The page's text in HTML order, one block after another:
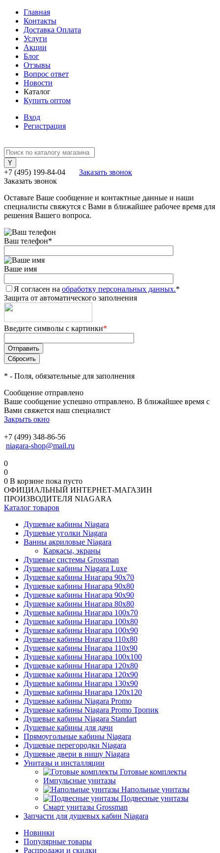
Главная
Контакты
Доставка Оплата
Услуги
Акции
Блог
Отзывы
Вопрос ответ
Новости
Каталог
Купить оптом
Вход
Регистрация
+7 (495) 199-84-04
Заказать звонок
Заказать звонок
Оставьте Ваше сообщение и контактные данные и наши
специалисты свяжутся с Вами в ближайшее рабочее время для
решения Вашего вопроса.
Ваш телефон*
Ваше имя
Я согласен на обработку персональных данных.*
Защита от автоматического заполнения
Введите символы с картинки*
* - Поля, обязательные для заполнения
Сообщение отправлено
Ваше сообщение успешно отправлено. В ближайшее время с
Вами свяжется наш специалист
Закрыть окно
+7 (499) 348-86-56
niagara-shop@mail.ru
0
0
0 В корзине пока пусто
ОФИЦИАЛЬНЫЙ ИНТЕРНЕТ-МАГАЗИН
ПРОИЗВОДИТЕЛЯ NIAGARA
Каталог товаров
Душевые кабины Niagara
Душевые уголки Niagara
Ванны акриловые Niagara
Каркасы, экраны
Душевые системы Grossman
Душевые кабины Niagara Luxe
Душевые кабины Ниагара 90x70
Душевые кабины Ниагара 90x80
Душевые кабины Ниагара 90x90
Душевые кабины Ниагара 80x80
Душевые кабины Ниагара 100x70
Душевые кабины Ниагара 100x80
Душевые кабины Ниагара 100x90
Душевые кабины Ниагара 110x80
Душевые кабины Ниагара 110x90
Душевые кабины Ниагара 100x100
Душевые кабины Ниагара 120x80
Душевые кабины Ниагара 120x90
Душевые кабины Ниагара 130x90
Душевые кабины Ниагара 120x120
Душевые кабины Niagara Promo
Душевые кабины Niagara Promo Тропик
Душевые кабины Niagara Standart
Душевые кабины для дачи
Прямоугольные кабины Niagara
Душевые перегородки Niagara
Душевые двери в нишу Niagara
Унитазы и инсталляции
Готовые комплекты
Импульсные унитазы
Напольные унитазы
Подвесные унитазы
Смарт унитазы Grossman
Запчасти для душевых кабин Niagara
Новинки
Популярные товары
Распродажи и скидки